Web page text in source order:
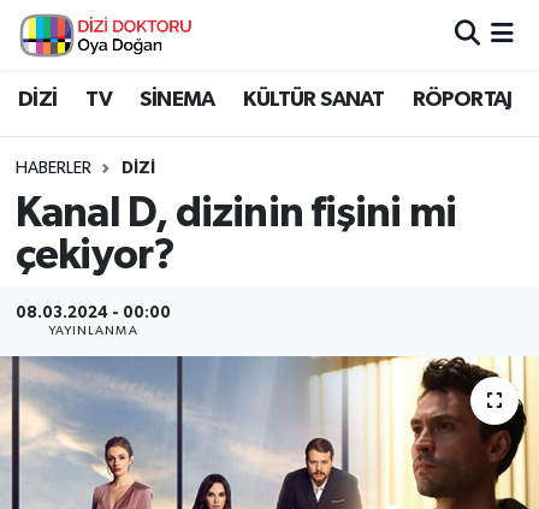
DİZİ TV SİNEMA KÜLTÜR SANAT RÖPORTAJ
HABERLER DİZİ
Kanal D, dizinin fişini mi
çekiyor?
08.03.2024 - 00:00
YAYINLANMA
İstanbul Nöbetçi Eczaneler
İstanbul Namaz Vakitleri
İstanbul Trafik Yoğunluk Haritası
Süper Lig Puan Durumu ve Fikstür
Tüm Manşetler
Son Dakika Haberleri